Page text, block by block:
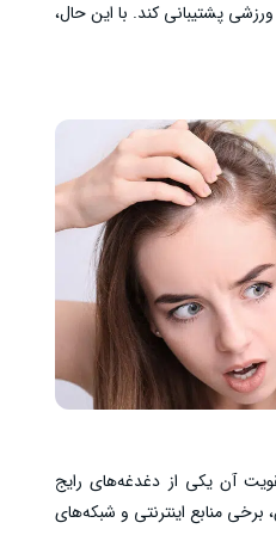
پشتیبانی کند. با این حال،
خواب و استراحت را نمی
و درباره گروهی دیگر شواهد
اصلی فقط این نیست که
آیا اصلا نیازی وجود دارد،
شواهد چه می گویند و خطرهای
آن یکی از دغدغه‌های رایج
منابع اینترنتی و شبکه‌های